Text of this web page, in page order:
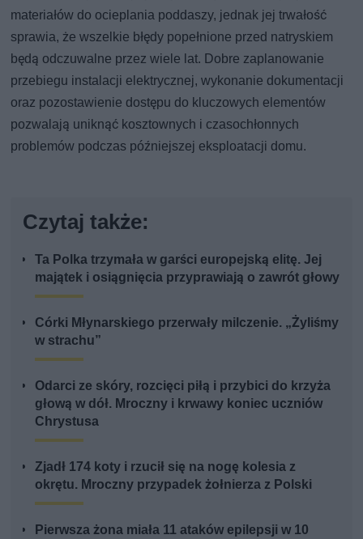
materiałów do ocieplania poddaszy, jednak jej trwałość
sprawia, że wszelkie błędy popełnione przed natryskiem
będą odczuwalne przez wiele lat. Dobre zaplanowanie
przebiegu instalacji elektrycznej, wykonanie dokumentacji
oraz pozostawienie dostępu do kluczowych elementów
pozwalają uniknąć kosztownych i czasochłonnych
problemów podczas późniejszej eksploatacji domu.
Czytaj także:
Ta Polka trzymała w garści europejską elitę. Jej
majątek i osiągnięcia przyprawiają o zawrót głowy
Córki Młynarskiego przerwały milczenie. „Żyliśmy
w strachu”
Odarci ze skóry, rozcięci piłą i przybici do krzyża
głową w dół. Mroczny i krwawy koniec uczniów
Chrystusa
Zjadł 174 koty i rzucił się na nogę kolesia z
okrętu. Mroczny przypadek żołnierza z Polski
Pierwsza żona miała 11 ataków epilepsji w 10